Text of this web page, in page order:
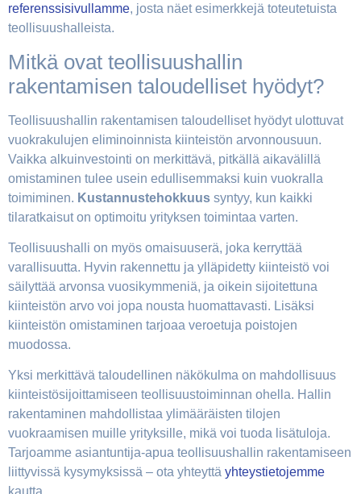
referenssisivullamme, josta näet esimerkkejä toteutetuista
teollisuushalleista.
Mitkä ovat teollisuushallin
rakentamisen taloudelliset hyödyt?
Teollisuushallin rakentamisen taloudelliset hyödyt ulottuvat
vuokrakulujen eliminoinnista kiinteistön arvonnousuun.
Vaikka alkuinvestointi on merkittävä, pitkällä aikavälillä
omistaminen tulee usein edullisemmaksi kuin vuokralla
toimiminen. Kustannustehokkuus syntyy, kun kaikki
tilaratkaisut on optimoitu yrityksen toimintaa varten.
Teollisuushalli on myös omaisuuserä, joka kerryttää
varallisuutta. Hyvin rakennettu ja ylläpidetty kiinteistö voi
säilyttää arvonsa vuosikymmeniä, ja oikein sijoitettuna
kiinteistön arvo voi jopa nousta huomattavasti. Lisäksi
kiinteistön omistaminen tarjoaa veroetuja poistojen
muodossa.
Yksi merkittävä taloudellinen näkökulma on mahdollisuus
kiinteistösijoittamiseen teollisuustoiminnan ohella. Hallin
rakentaminen mahdollistaa ylimääräisten tilojen
vuokraamisen muille yrityksille, mikä voi tuoda lisätuloja.
Tarjoamme asiantuntija-apua teollisuushallin rakentamiseen
liittyvissä kysymyksissä – ota yhteyttä yhteystietojemme